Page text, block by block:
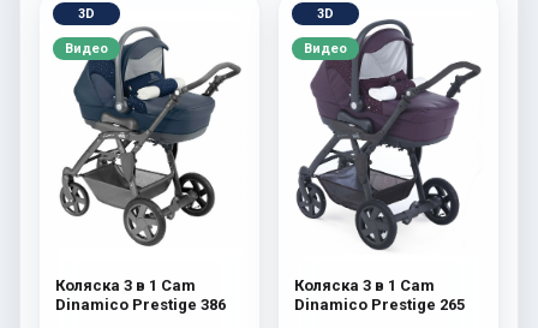
3D
Видео
Коляска 3 в 1 Cam
Dinamico Prestige 386
3D
Видео
Коляска 3 в 1 Cam
Dinamico Prestige 265